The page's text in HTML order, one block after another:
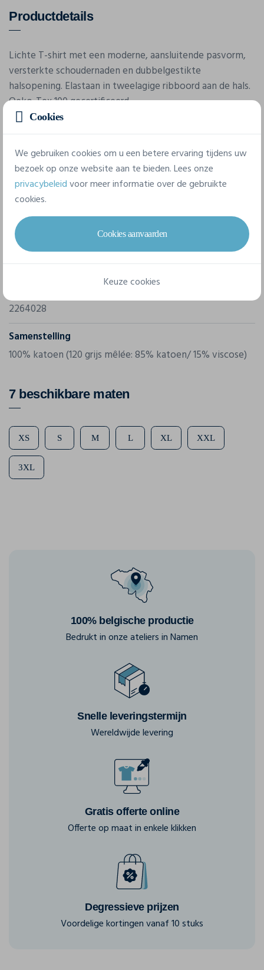
Productdetails
Lichte T-shirt met een moderne, aansluitende pasvorm,
versterkte schoudernaden en dubbelgestikte
halsopening. Elastaan in tweelagige ribboord aan de hals.
Oeko-Tex 100 gecertificeerd.
Merk
Printer
2264028
Samenstelling
100% katoen (120 grijs mêlée: 85% katoen/ 15% viscose)
7 beschikbare maten
XS S M L XL XXL
3XL
100% belgische productie
Bedrukt in onze ateliers in Namen
Snelle leveringstermijn
Wereldwijde levering
Gratis offerte online
Offerte op maat in enkele klikken
Degressieve prijzen
Voordelige kortingen vanaf 10 stuks
Cookies
We gebruiken cookies om u een betere ervaring tijdens uw
bezoek op onze website aan te bieden. Lees onze
privacybeleidvoor meer informatie over de gebruikte
cookies.
Cookies aanvaarden
Keuze cookies